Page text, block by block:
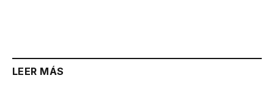
LEER MÁS